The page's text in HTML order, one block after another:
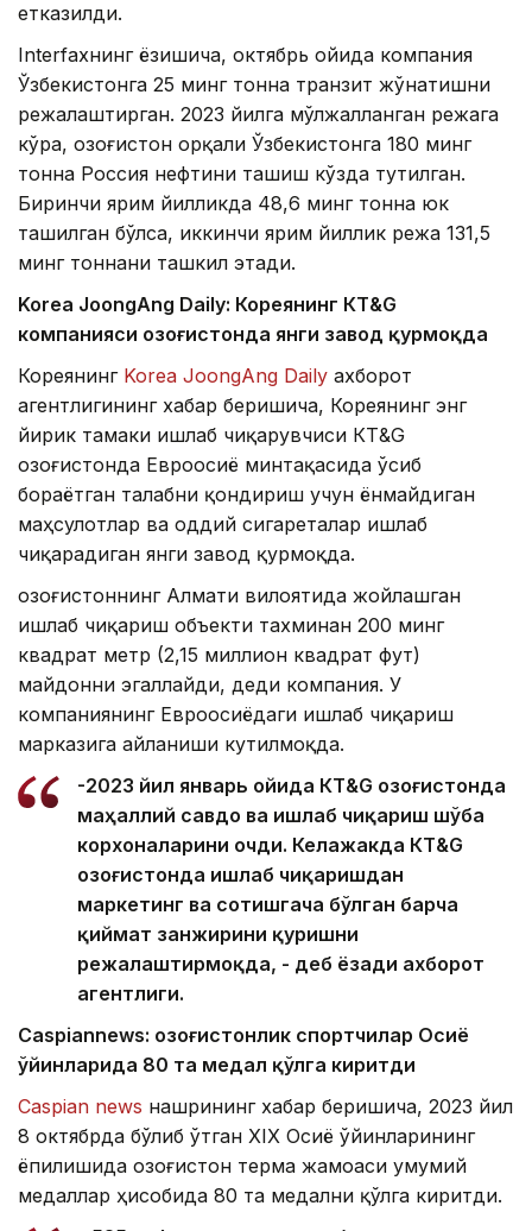
етказилди.
Interfaxнинг ёзишича, октябрь ойида компания
Ўзбекистонга 25 минг тонна транзит жўнатишни
режалаштирган. 2023 йилга мўлжалланган режага
кўра, Қозоғистон орқали Ўзбекистонга 180 минг
тонна Россия нефтини ташиш кўзда тутилган.
Биринчи ярим йилликда 48,6 минг тонна юк
ташилган бўлса, иккинчи ярим йиллик режа 131,5
минг тоннани ташкил этади.
Korea JoongAng Daily: Кореянинг КТ&G
компанияси Қозоғистонда янги завод қурмоқда
Кореянинг Korea JoongAng Daily ахборот
агентлигининг хабар беришича, Кореянинг энг
йирик тамаки ишлаб чиқарувчиси КТ&G
Қозоғистонда Евроосиё минтақасида ўсиб
бораётган талабни қондириш учун ёнмайдиган
маҳсулотлар ва оддий сигареталар ишлаб
чиқарадиган янги завод қурмоқда.
Қозоғистоннинг Алмати вилоятида жойлашган
ишлаб чиқариш объекти тахминан 200 минг
квадрат метр (2,15 миллион квадрат фут)
майдонни эгаллайди, деди компания. У
компаниянинг Евроосиёдаги ишлаб чиқариш
марказига айланиши кутилмоқда.
-2023 йил январь ойида КТ&G Қозоғистонда
маҳаллий савдо ва ишлаб чиқариш шўба
корхоналарини очди. Келажакда КТ&G
Қозоғистонда ишлаб чиқаришдан
маркетинг ва сотишгача бўлган барча
қиймат занжирини қуришни
режалаштирмоқда, - деб ёзади ахборот
агентлиги.
Caspiannews: Қозоғистонлик спортчилар Осиё
ўйинларида 80 та медал қўлга киритди
Caspian news нашрининг хабар беришича, 2023 йил
8 октябрда бўлиб ўтган XIX Осиё ўйинларининг
ёпилишида Қозоғистон терма жамоаси умумий
медаллар ҳисобида 80 та медални қўлга киритди.